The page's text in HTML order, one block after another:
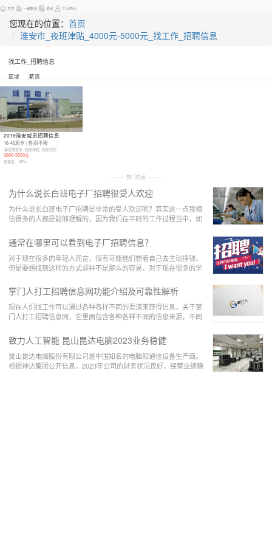
主页 一键报名 资讯 个人中心
您现在的位置： 首页
淮安市_夜班津贴_4000元-5000元_找工作_招聘信息
找工作_招聘信息
区域 薪资
2019淮安威灵招聘信息
16-40周岁 | 性别不限
美女帅哥多 夜班津贴 包吃包住
3800-5500元
已报名： 187人
热门信息
为什么说长白班电子厂招聘很受人欢迎
为什么说长白班电子厂招聘是非常的受人欢迎呢？其实这一点我相
信很多的人都是能够理解的，因为我们在平时的工作过程当中，如
通常在哪里可以看到电子厂招聘信息？
对于现在很多的年轻人而言，很有可能他们想着自己去主动挣钱，
但是要想找到这样的方式却并不是那么的容易，对于现在很多的学
掌门人打工招聘信息网功能介绍及可靠性解析
现在人们找工作可以通过各种各样不同的渠道来获得信息，关于掌
门人打工招聘信息网，它里面包含各种各样不同的信息来源，不同
致力人工智能 昆山昆达电脑2023业务稳健
昆山昆达电脑股份有限公司是中国知名的电脑和通信设备生产商。
根据神达集团公开信息，2023年公司的财务状况良好，经营业绩稳